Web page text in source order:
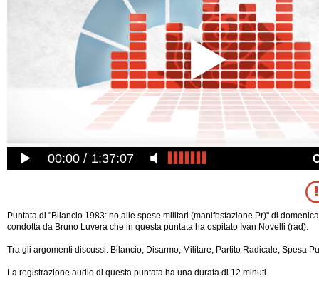
00:00 1:37:07
Puntata di "Bilancio 1983: no alle spese militari (manifestazione Pr)" di
condotta da Bruno Luverà che in questa puntata ha ospitato Ivan Novelli (rad).
Tra gli argomenti discussi: Bilancio, Disarmo, Militare, Partito Radicale, Spesa
La registrazione audio di questa puntata ha una durata di 12 minuti.